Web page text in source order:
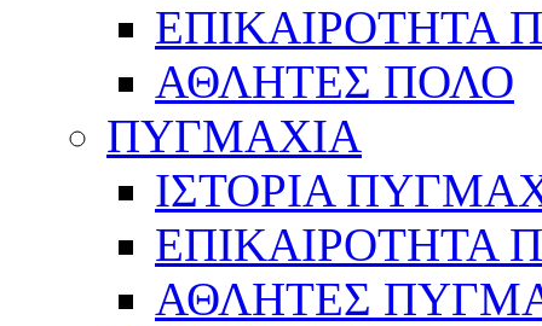
ΕΠΙΚΑΙΡΟΤΗΤΑ
ΑΘΛΗΤΕΣ ΠΟΛΟ
ΠΥΓΜΑΧΙΑ
ΙΣΤΟΡΙΑ
ΕΠΙΚΑΙΡΟΤΗΤΑ
ΑΘΛΗΤΕΣ